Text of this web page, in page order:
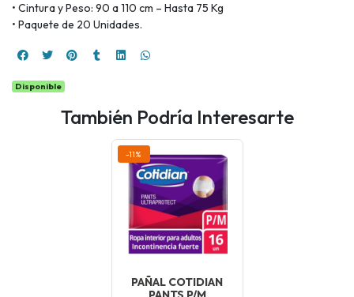
• Cintura y Peso: 90 a 110 cm – Hasta 75 Kg
• Paquete de 20 Unidades.
Disponible
También Podría Interesarte
-11%
PAÑAL COTIDIAN